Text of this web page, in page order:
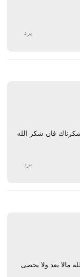
يرد
شكرناك فان شكر الله
يرد
مالا يعد ولا يحصى